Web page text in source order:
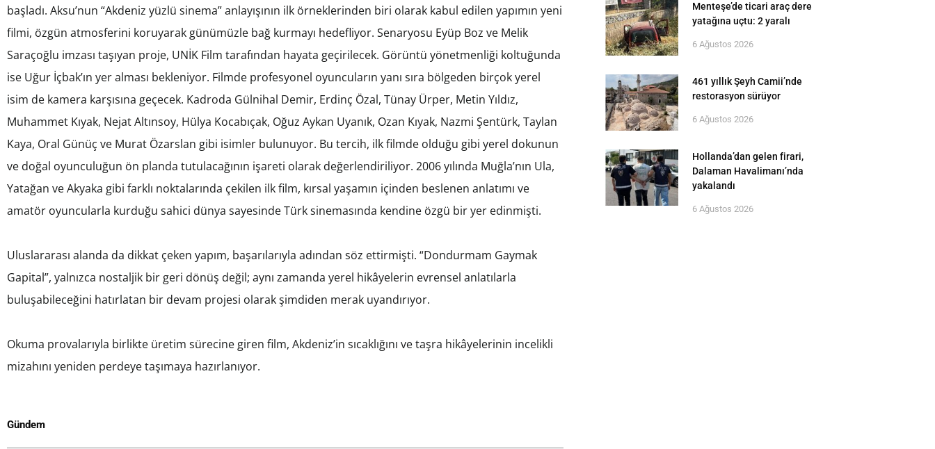
başladı. Aksu’nun “Akdeniz yüzlü sinema” anlayışının ilk örneklerinden biri olarak kabul edilen yapımın yeni
filmi, özgün atmosferini koruyarak günümüzle bağ kurmayı hedefliyor. Senaryosu Eyüp Boz ve Melik
Saraçoğlu imzası taşıyan proje, UNİK Film tarafından hayata geçirilecek. Görüntü yönetmenliği koltuğunda
ise Uğur İçbak’ın yer alması bekleniyor. Filmde profesyonel oyuncuların yanı sıra bölgeden birçok yerel
isim de kamera karşısına geçecek. Kadroda Gülnihal Demir, Erdinç Özal, Tünay Ürper, Metin Yıldız,
Muhammet Kıyak, Nejat Altınsoy, Hülya Kocabıçak, Oğuz Aykan Uyanık, Ozan Kıyak, Nazmi Şentürk, Taylan
Kaya, Oral Günüç ve Murat Özarslan gibi isimler bulunuyor. Bu tercih, ilk filmde olduğu gibi yerel dokunun
ve doğal oyunculuğun ön planda tutulacağının işareti olarak değerlendiriliyor. 2006 yılında Muğla’nın Ula,
Yatağan ve Akyaka gibi farklı noktalarında çekilen ilk film, kırsal yaşamın içinden beslenen anlatımı ve
amatör oyuncularla kurduğu sahici dünya sayesinde Türk sinemasında kendine özgü bir yer edinmişti.
Uluslararası alanda da dikkat çeken yapım, başarılarıyla adından söz ettirmişti. “Dondurmam Gaymak
Gapital”, yalnızca nostaljik bir geri dönüş değil; aynı zamanda yerel hikâyelerin evrensel anlatılarla
buluşabileceğini hatırlatan bir devam projesi olarak şimdiden merak uyandırıyor.
Okuma provalarıyla birlikte üretim sürecine giren film, Akdeniz’in sıcaklığını ve taşra hikâyelerinin incelikli
mizahını yeniden perdeye taşımaya hazırlanıyor.
Gündem
Menteşe’de ticari araç dere
yatağına uçtu: 2 yaralı
6 Ağustos 2026
461 yıllık Şeyh Camii’nde
restorasyon sürüyor
6 Ağustos 2026
Hollanda’dan gelen firari,
Dalaman Havalimanı’nda
yakalandı
6 Ağustos 2026